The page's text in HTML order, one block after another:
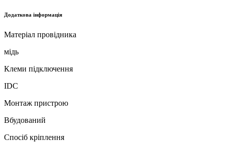
Додаткова інформація
Матеріал провідника
мідь
Клеми підключення
IDC
Монтаж пристрою
Вбудований
Спосіб кріплення